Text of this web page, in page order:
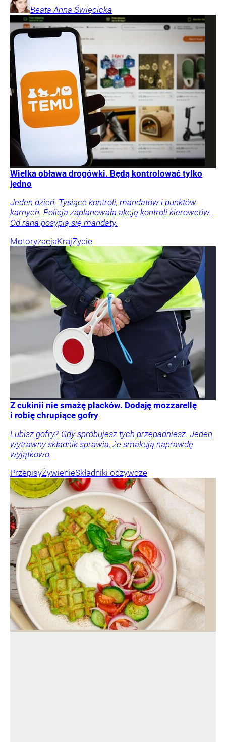
Beata Anna Święcicka
Wielka obława drogówki. Będą kontrolować tylko
jedno
Jeden dzień. Tysiące kontroli, mandatów i punktów
karnych. Policja zaplanowała akcję kontroli kierowców.
Od rana posypią się mandaty.
MotoryzacjaKrajŻycie
Z cukinii nie smażę placków. Dodaję mozzarellę
i robię chrupiące gofry
Lubisz gofry? Gdy spróbujesz tych przepadniesz. Jeden
wytrawny składnik sprawia, że smakują naprawdę
wyjątkowo.
PrzepisyŻywienieSkładniki odżywcze